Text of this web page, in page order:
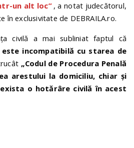
un alt loc” , a notat judecătorul,
exclusivitate de DEBRAILA.ro.
civilă a mai subliniat faptul că
este incompatibilă cu starea de
„Codul de Procedura Penală
arestului la domiciliu, chiar şi
o hotărâre civilă în acest